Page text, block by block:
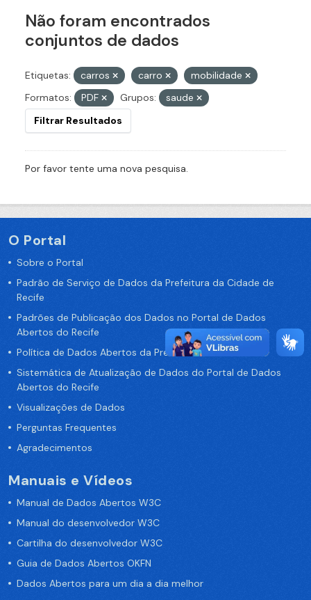
Não foram encontrados
conjuntos de dados
Etiquetas: carros carro
mobilidade
Formatos:
PDF Grupos:
saude
Filtrar Resultados
Por favor tente uma nova pesquisa.
O Portal
Sobre o Portal
Padrão de Serviço de Dados da Prefeitura da Cidade de
Recife
Padrões de Publicação dos Dados no Portal de Dados
Abertos do Recife
Política de Dados Abertos da Prefeitura do Recife
Sistemática de Atualização de Dados do Portal de Dados
Abertos do Recife
Visualizações de Dados
Perguntas Frequentes
Agradecimentos
Manuais e Vídeos
Manual de Dados Abertos W3C
Manual do desenvolvedor W3C
Cartilha do desenvolvedor W3C
Guia de Dados Abertos OKFN
Dados Abertos para um dia a dia melhor